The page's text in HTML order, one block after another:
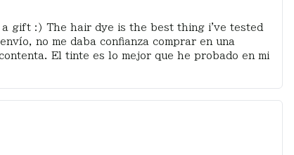
a gift :) The hair dye is the best thing i've tested
no me daba confianza comprar en una
El tinte es lo mejor que he probado en mi